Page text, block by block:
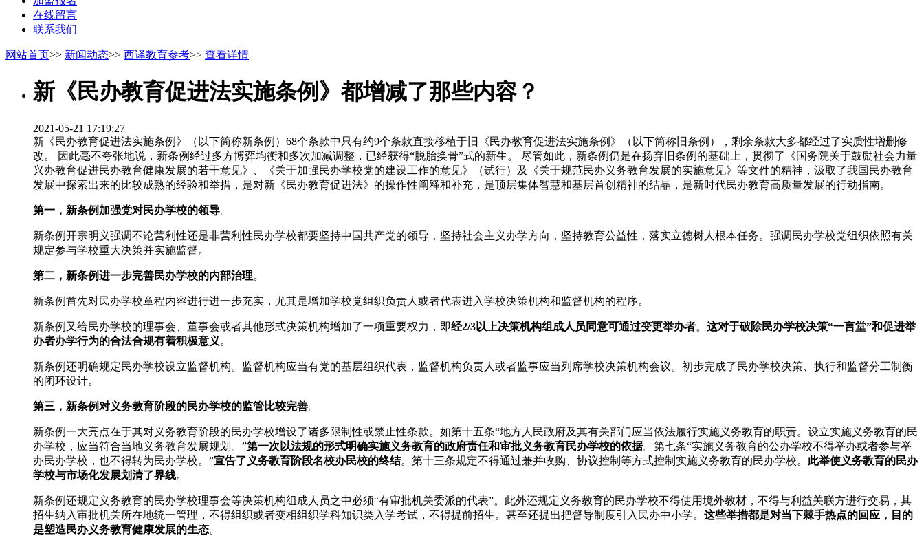
在线留言
联系我们
网站首页>> 新闻动态>> 西译教育参考>> 查看详情
新《民办教育促进法实施条例》都增减了那些内容？
2021-05-21 17:19:27
新《民办教育促进法实施条例》（以下简称新条例）68个条款中只有约9个条款直接移植于旧《民办教育促进法实施条例》（以下简称旧条例），剩余条款大多都经过了实质性增删修
改。 因此毫不夸张地说，新条例经过多方博弈均衡和多次加减调整，已经获得“脱胎换骨”式的新生。 尽管如此，新条例仍是在扬弃旧条例的基础上，贯彻了《国务院关于鼓励社会力量
兴办教育促进民办教育健康发展的若干意见》、《关于加强民办学校党的建设工作的意见》（试行）及《关于规范民办义务教育发展的实施意见》等文件的精神，汲取了我国民办教育
发展中探索出来的比较成熟的经验和举措，是对新《民办教育促进法》的操作性阐释和补充，是顶层集体智慧和基层首创精神的结晶，是新时代民办教育高质量发展的行动指南。
第一，新条例加强党对民办学校的领导。
新条例开宗明义强调不论营利性还是非营利性民办学校都要坚持中国共产党的领导，坚持社会主义办学方向，坚持教育公益性，落实立德树人根本任务。强调民办学校党组织依照有关
规定参与学校重大决策并实施监督。
第二，新条例进一步完善民办学校的内部治理。
新条例首先对民办学校章程内容进行进一步充实，尤其是增加学校党组织负责人或者代表进入学校决策机构和监督机构的程序。
新条例又给民办学校的理事会、董事会或者其他形式决策机构增加了一项重要权力，即经2/3以上决策机构组成人员同意可通过变更举办者。 这对于破除民办学校决策“一言堂”和促进举
办者办学行为的合法合规有着积极意义 。
新条例还明确规定民办学校设立监督机构。监督机构应当有党的基层组织代表，监督机构负责人或者监事应当列席学校决策机构会议。初步完成了民办学校决策、执行和监督分工制衡
的闭环设计。
第三，新条例对义务教育阶段的民办学校的监管比较完善。
新条例一大亮点在于其对义务教育阶段的民办学校增设了诸多限制性或禁止性条款。如第十五条“地方人民政府及其有关部门应当依法履行实施义务教育的职责。设立实施义务教育的民
办学校，应当符合当地义务教育发展规划。”第一次以法规的形式明确实施义务教育的政府责任和审批义务教育民办学校的依据。第七条“实施义务教育的公办学校不得举办或者参与举
办民办学校，也不得转为民办学校。”宣告了义务教育阶段名校办民校的终结。第十三条规定不得通过兼并收购、协议控制等方式控制实施义务教育的民办学校。 此举使义务教育的民办
学校与市场化发展划清了界线。
新条例还规定义务教育的民办学校理事会等决策机构组成人员之中必须“有审批机关委派的代表”。此外还规定义务教育的民办学校不得使用境外教材，不得与利益关联方进行交易，其
招生纳入审批机关所在地统一管理，不得组织或者变相组织学科知识类入学考试，不得提前招生。甚至还提出把督导制度引入民办中小学。 这些举措都是对当下棘手热点的回应，目的
是塑造民办义务教育健康发展的生态。